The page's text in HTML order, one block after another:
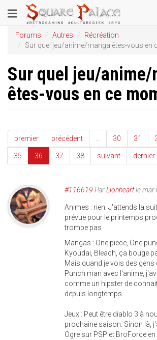
au
contenu
principal
Toggle
navigation
Forums Autres
Récréation
Sur quel jeu/anime/manga êtes-vous en
Sur quel jeu/anime/
êtes-vous en ce
premier précédent 30 31
35 36 37 38 suivant dernier
#116619 ParLionheartle mar
Animes : rien. J'attends la
prévue pour le printemps
trompe pas
Mangas : One piece, One
Kyoudai, Bleach, ça bouge
Mais quand je vois des gens
Punch man avec l'anime,
comme un hipster de
depuis longtemps
Jeux : Peut être diablo 3 à
prochaine saison. Sinon là,
Ogre sur PSP et BroForce